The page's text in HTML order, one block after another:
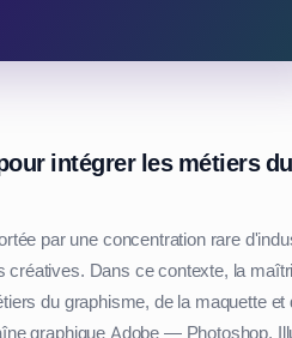
intégrer les métiers du
par une concentration rare
créatives. Dans ce contexte, la
du graphisme, de la maquette et
graphique Adobe — Photoshop,